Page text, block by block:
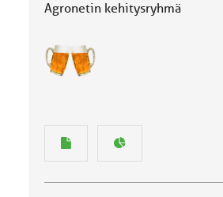
Agronetin kehitysryhmä